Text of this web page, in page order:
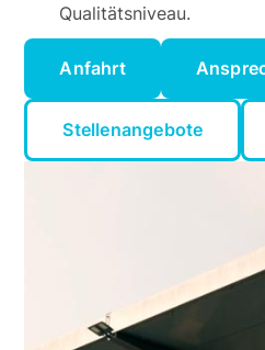
Qualitätsniveau.
Anfahrt
Stellenangebote